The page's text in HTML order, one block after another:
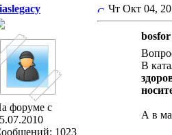
форуме с
1023
Чт Окт 04,
В
А в